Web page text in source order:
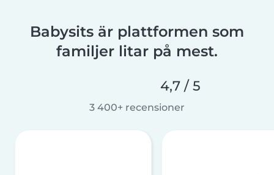
Babysits är plattformen som
familjer litar på mest.
4,7 / 5
3 400+ recensioner